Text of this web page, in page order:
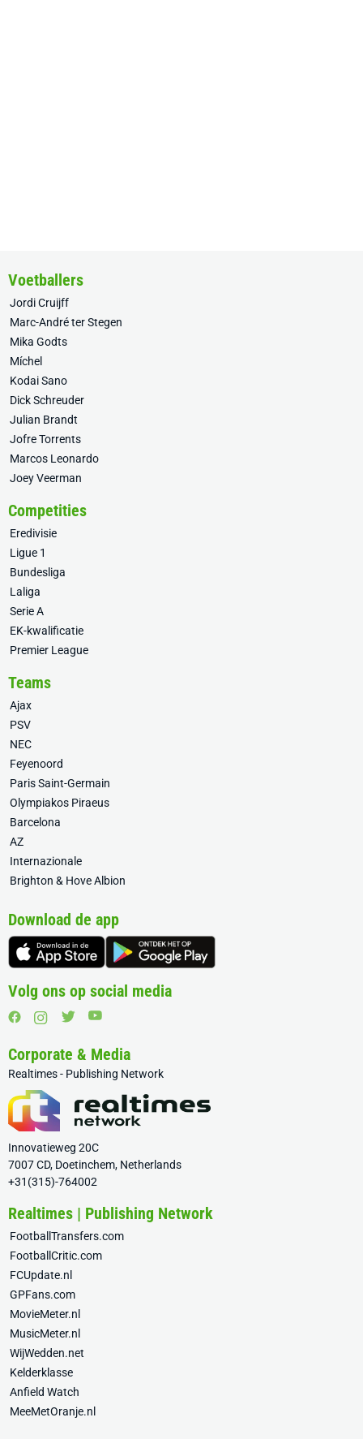
Voetballers
Jordi Cruijff
Marc-André ter Stegen
Mika Godts
Míchel
Kodai Sano
Dick Schreuder
Julian Brandt
Jofre Torrents
Marcos Leonardo
Joey Veerman
Competities
Eredivisie
Ligue 1
Bundesliga
Laliga
Serie A
EK-kwalificatie
Premier League
Teams
Ajax
PSV
NEC
Feyenoord
Paris Saint-Germain
Olympiakos Piraeus
Barcelona
AZ
Internazionale
Brighton & Hove Albion
Download de app
Volg ons op social media
Corporate & Media
Realtimes - Publishing Network
Innovatieweg 20C
7007 CD, Doetinchem, Netherlands
+31(315)-764002
Realtimes | Publishing Network
FootballTransfers.com
FootballCritic.com
FCUpdate.nl
GPFans.com
MovieMeter.nl
MusicMeter.nl
WijWedden.net
Kelderklasse
Anfield Watch
MeeMetOranje.nl